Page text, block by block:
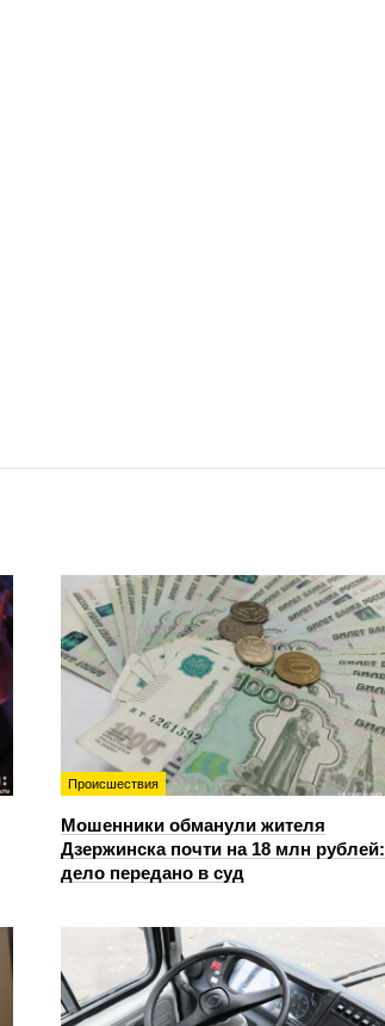
Происшествия
Мошенники обманули жителя
Дзержинска почти на 18 млн рублей:
дело передано в суд